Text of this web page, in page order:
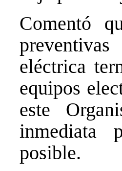
Comentó
eléctrica
equipos
este
inmediata
posible.